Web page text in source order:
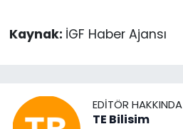
Kaynak: İGF Haber Ajansı
EDITÖR HAKKINDA
TE Bilisim